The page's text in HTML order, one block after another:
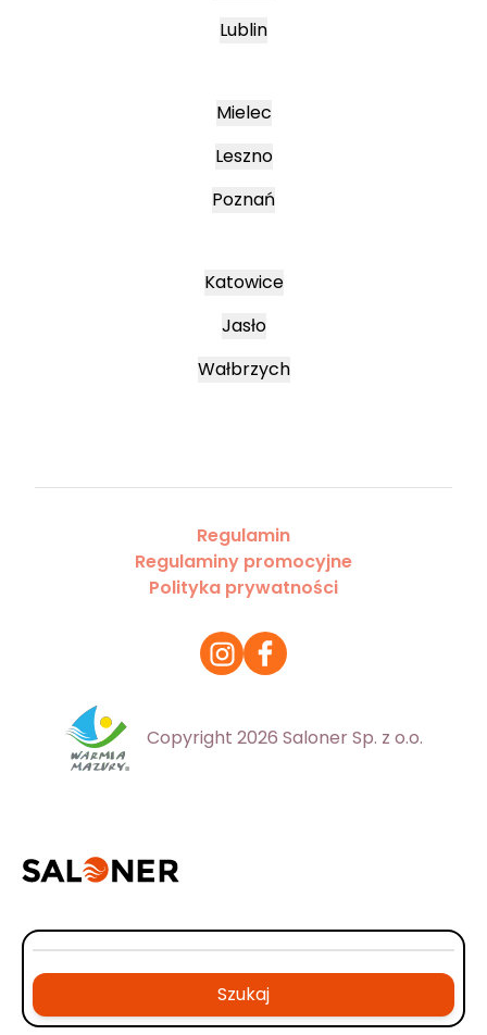
Lublin
Mielec
Leszno
Poznań
Katowice
Jasło
Wałbrzych
Regulamin
Regulaminy promocyjne
Polityka prywatności
Copyright 2026 Saloner Sp. z o.o.
Szukaj